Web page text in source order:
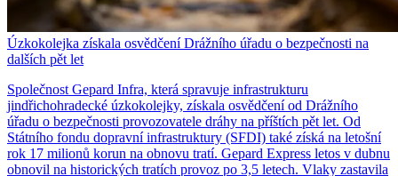
Úzkokolejka získala osvědčení Drážního úřadu o bezpečnosti na
dalších pět let
Společnost Gepard Infra, která spravuje infrastrukturu
jindřichohradecké úzkokolejky, získala osvědčení od Drážního
úřadu o bezpečnosti provozovatele dráhy na příštích pět let. Od
Státního fondu dopravní infrastruktury (SFDI) také získá na letošní
rok 17 milionů korun na obnovu tratí. Gepard Express letos v dubnu
obnovil na historických tratích provoz po 3,5 letech. Vlaky zastavila